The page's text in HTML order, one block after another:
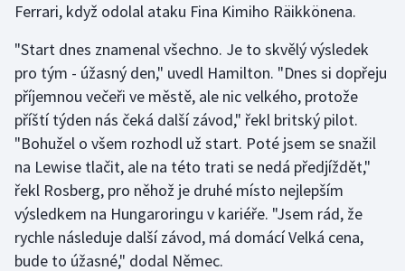
Plážový volejbal
Ragby
Rychlobruslení
Rychlostní kanoistika
Short track
Sportovní střelba
Ferrari, když odolal ataku Fina Kimiho Räikkönena.
"Start dnes znamenal všechno. Je to skvělý výsledek
pro tým - úžasný den," uvedl Hamilton. "Dnes si dopřeju
příjemnou večeři ve městě, ale nic velkého, protože
příští týden nás čeká další závod," řekl britský pilot.
"Bohužel o všem rozhodl už start. Poté jsem se snažil
na Lewise tlačit, ale na této trati se nedá předjíždět,"
řekl Rosberg, pro něhož je druhé místo nejlepším
výsledkem na Hungaroringu v kariéře. "Jsem rád, že
rychle následuje další závod, má domácí Velká cena,
bude to úžasné," dodal Němec.